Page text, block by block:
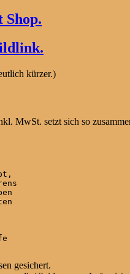
kürzer.)
MwSt. setzt sich so
gesichert.